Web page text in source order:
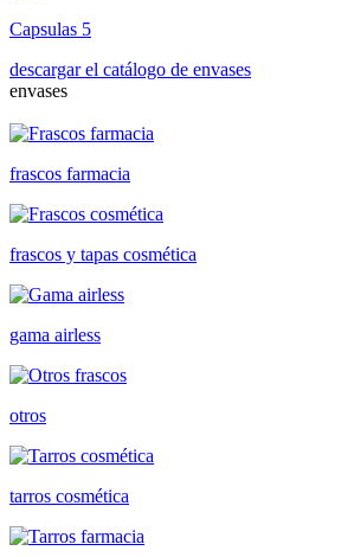
Capsulas 5
descargar el catálogo de envases
envases
frascos farmacia
frascos y tapas cosmética
gama airless
otros
tarros cosmética